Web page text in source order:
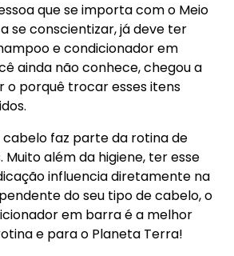
que se importa com o Meio
se conscientizar, já deve ter
e condicionador em
ainda não conhece, chegou a
o porquê trocar esses itens
cabelo faz parte da rotina de
Muito além da higiene, ter esse
influencia diretamente na
do seu tipo de cabelo, o
em barra é a melhor
e para o Planeta Terra!